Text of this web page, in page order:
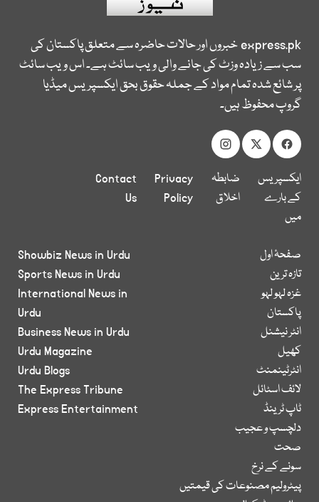
express.pkخبروں اور حالات حاضرہ سے متعلق پاکستان کی
سب سے زیادہ وزٹ کی جانے والی ویب سائٹ ہے۔ اس ویب سائٹ
پر شائع شدہ تمام مواد کے جملہ حقوق بحق ایکسپریس میڈیا
گروپ محفوظ ہیں۔
ایکسپریس
کے بارے
میں
ضابطہ
اخلاق
Privacy
Policy
Contact
Us
صفحۂ اول
تازہ ترین
غزہ لہو لہو
پاکستان
انٹر نیشنل
کھیل
انٹرٹینمنٹ
لائف اسٹائل
ٹاپ ٹرینڈ
دلچسپ و عجیب
صحت
سونے کے نرخ
پیٹرولیم مصنوعات کی قیمتیں
Showbiz News in Urdu
Sports News in Urdu
International News in
Urdu
Business News in Urdu
Urdu Magazine
Urdu Blogs
The Express Tribune
Express Entertainment